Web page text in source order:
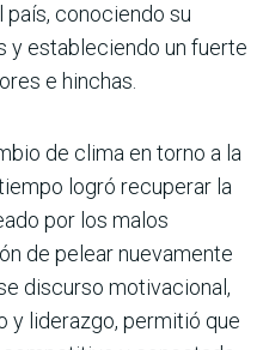
conociendo su
y esta­bleciendo un fuerte
e hinchas.
de clima en torno a la
logró recupe­rar la
por los malos
de pelear nuevamente
discurso motivacional,
y liderazgo, permitió que